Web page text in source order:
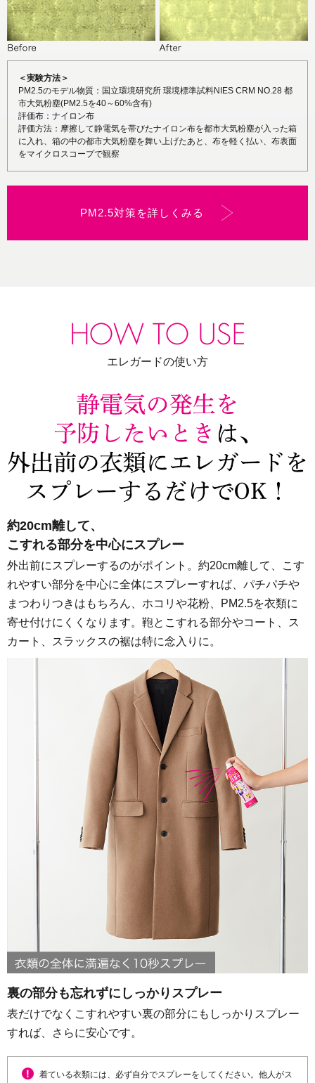
＜実験方法＞
PM2.5のモデル物質：国立環境研究所 環境標準試料NIES CRM NO.28 都
市大気粉塵(PM2.5を40～60%含有)
評価布：ナイロン布
評価方法：摩擦して静電気を帯びたナイロン布を都市大気粉塵が入った箱
に入れ、箱の中の都市大気粉塵を舞い上げたあと、布を軽く払い、布表面
をマイクロスコープで観察
PM2.5対策を詳しくみる
エレガードの使い方
約20cm離して、
こすれる部分を中心にスプレー
外出前にスプレーするのがポイント。約20cm離して、こす
れやすい部分を中心に全体にスプレーすれば、パチパチや
まつわりつきはもちろん、ホコリや花粉、PM2.5を衣類に
寄せ付けにくくなります。鞄とこすれる部分やコート、ス
カート、スラックスの裾は特に念入りに。
裏の部分も忘れずにしっかりスプレー
表だけでなくこすれやすい裏の部分にもしっかりスプレー
すれば、さらに安心です。
着ている衣類には、必ず自分でスプレーをしてください。他人がス